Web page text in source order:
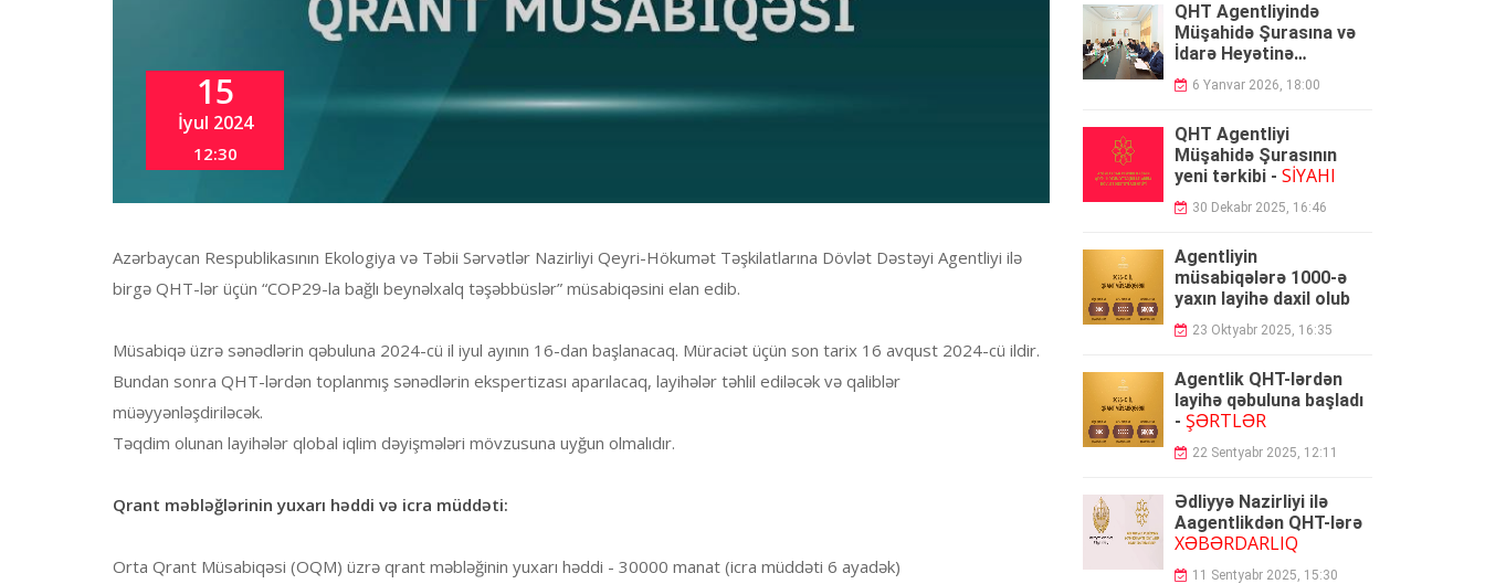
15
İyul 2024
12:30
Azərbaycan Respublikasının Ekologiya və Təbii Sərvətlər Nazirliyi Qeyri-Hökumət Təşkilatlarına Dövlət Dəstəyi Agentliyi ilə
birgə QHT-lər üçün “COP29-la bağlı beynəlxalq təşəbbüslər” müsabiqəsini elan edib.
Müsabiqə üzrə sənədlərin qəbuluna 2024-cü il iyul ayının 16-dan başlanacaq. Müraciət üçün son tarix 16 avqust 2024-cü ildir.
Bundan sonra QHT-lərdən toplanmış sənədlərin ekspertizası aparılacaq, layihələr təhlil ediləcək və qaliblər
müəyyənləşdiriləcək.
Təqdim olunan layihələr qlobal iqlim dəyişmələri mövzusuna uyğun olmalıdır.
Qrant məbləğlərinin yuxarı həddi və icra müddəti:
Orta Qrant Müsabiqəsi (OQM) üzrə qrant məbləğinin yuxarı həddi - 30000 manat (icra müddəti 6 ayadək)
QHT Agentliyində
Müşahidə Şurasına və
İdarə Heyətinə
sədr
SEÇİLDİ
6 Yanvar 2026, 18:00
QHT Agentliyi
Müşahidə Şurasının
yeni tərkibi - SİYAHI
30 Dekabr 2025, 16:46
Agentliyin
müsabiqələrə 1000-ə
yaxın layihə daxil olub
23 Oktyabr 2025, 16:35
Agentlik QHT-lərdən
layihə qəbuluna başladı
- ŞƏRTLƏR
22 Sentyabr 2025, 12:11
Ədliyyə Nazirliyi ilə
Aagentlikdən QHT-lərə
XƏBƏRDARLIQ
11 Sentyabr 2025, 15:30